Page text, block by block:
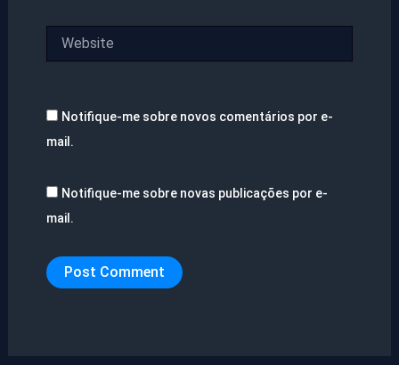
Notifique-me sobre novos comentários por e-
mail.
Notifique-me sobre novas publicações por e-
mail.